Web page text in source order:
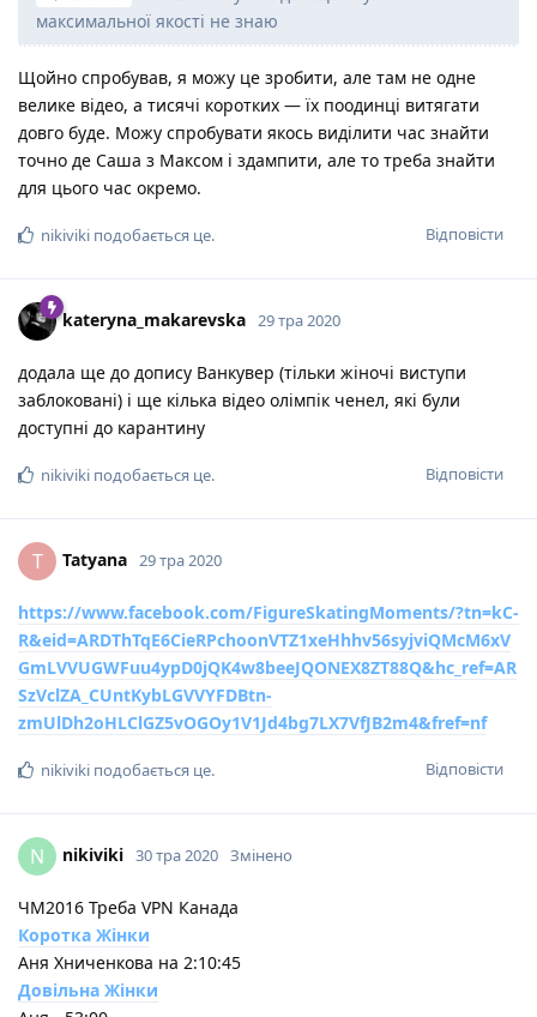
максимальної якості не знаю
Щойно спробував, я можу це зробити, але там не одне
велике відео, а тисячі коротких — їх поодинці витягати
довго буде. Можу спробувати якось виділити час знайти
точно де Саша з Максом і здампити, але то треба знайти
для цього час окремо.
Відповісти
nikiviki подобається це.
kateryna_makarevska 29 тра 2020
додала ще до допису Ванкувер (тільки жіночі виступи
заблоковані) і ще кілька відео олімпік ченел, які були
доступні до карантину
Відповісти
nikiviki подобається це.
T Tatyana 29 тра 2020
https://www.facebook.com/FigureSkatingMoments/?tn=kC-
R&eid=ARDThTqE6CieRPchoonVTZ1xeHhhv56syjviQMcM6xV
GmLVVUGWFuu4ypD0jQK4w8beeJQONEX8ZT88Q&hc_ref=AR
SzVclZA_CUntKybLGVVYFDBtn-
zmUlDh2oHLClGZ5vOGOy1V1Jd4bg7LX7VfJB2m4&fref=nf
Відповісти
nikiviki подобається це.
N nikiviki 30 тра 2020 Змінено
ЧМ2016 Треба VPN Канада
Коротка Жінки
Аня Хниченкова на 2:10:45
Довільна Жінки